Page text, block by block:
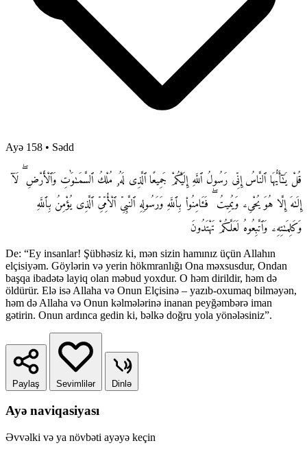
Ayə 158 • Sədd
قُلْ يَـٰٓأَيُّهَا ٱلنَّاسُ إِنِّى رَسُولُ ٱللَّهِ إِلَيْكُمْ جَمِيعًا ٱلَّذِى لَهُۥ مُلْكُ ٱلسَّمَـٰوَٰتِ وَٱلْأَرْضِ ۖ لَآ
إِلَـٰهَ إِلَّا هُوَ يُحْىِۦ وَيُمِيتُ ۖ فَـَٔامِنُوا۟ بِٱللَّهِ وَرَسُولِهِ ٱلنَّبِىِّ ٱلْأُمِّىِّ ٱلَّذِى يُؤْمِنُ بِٱللَّهِ
وَكَلِمَـٰتِهِۦ وَٱتَّبِعُوهُ لَعَلَّكُمْ تَهْتَدُونَ
De: “Ey insanlar! Şübhəsiz ki, mən sizin hamınız üçün Allahın
elçisiyəm. Göylərin və yerin hökmranlığı Ona məxsusdur, Ondan
başqa ibadətə layiq olan məbud yoxdur. O həm dirildir, həm də
öldürür. Elə isə Allaha və Onun Elçisinə – yazıb-oxumaq bilməyən,
həm də Allaha və Onun kəlmələrinə inanan peyğəmbərə iman
gətirin. Onun ardınca gedin ki, bəlkə doğru yola yönələsiniz”.
Paylaş Sevimlilər Dinlə
Ayə naviqasiyası
Əvvəlki və ya növbəti ayəyə keçin